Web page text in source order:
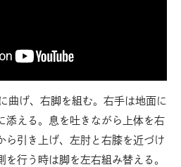
曲げ、右脚を組む。右手は地面に
添える。息を吐きながら上体を右
ら引き上げ、左肘と右膝を近づけ
行う時は脚を左右組み替える。